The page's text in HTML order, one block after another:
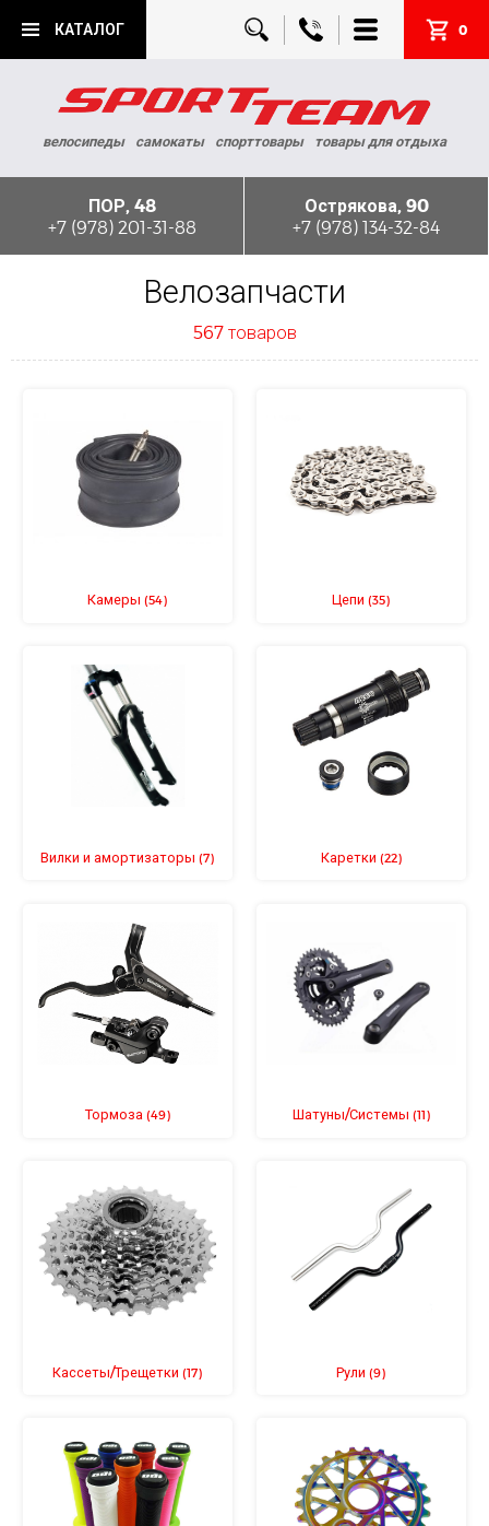
КАТАЛОГ 0
велосипеды самокаты спорттовары товары для отдыха
ПОР, 48
+7 (978) 201-31-88
Острякова, 90
+7 (978) 134-32-84
Велозапчасти
567 товаров
Камеры(54) Цепи(35)
Вилки и амортизаторы(7) Каретки (22)
Тормоза (49) Шатуны/Системы (11)
Кассеты/Трещетки(17) Рули(9)